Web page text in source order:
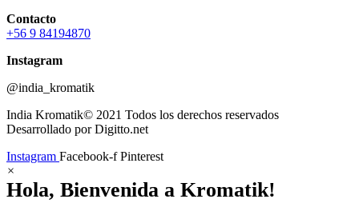
Contacto
+56 9 84194870
Instagram
@india_kromatik
India Kromatik© 2021 Todos los derechos reservados
Desarrollado por Digitto.net
Instagram Facebook-f Pinterest
×
Hola, Bienvenida a Kromatik!